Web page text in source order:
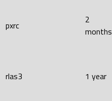
pxrc
2
months
rlas3 1 year